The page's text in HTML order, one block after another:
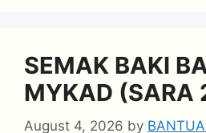
SEMAK BAKI
MYKAD (SARA
August 4, 2026 by